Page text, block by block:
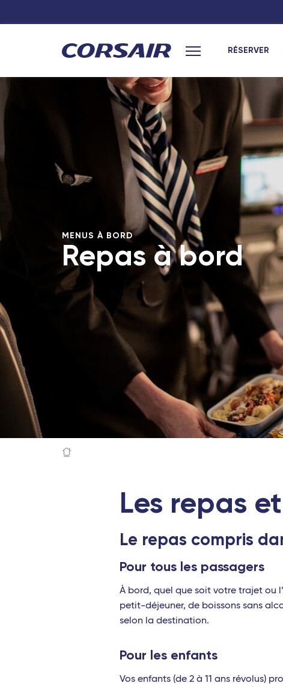
Menu principal
RÉSERVER
MENUS À BORD
Repas à bord
Les repas
Le repas compris
Pour tous les passagers
À bord, quel que soit votre trajet ou
petit-déjeuner, de boissons sans
selon la destination.
Pour les enfants
Vos enfants (de 2 à 11 ans révolus)